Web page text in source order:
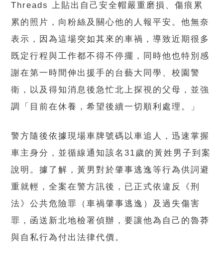
Threads 上貼出自己安全帽嚴重磨損、傷痕累
累的照片，向粉絲及關心他的人報平安。他無奈
表示，因為這場突如其來的車禍，導致近期很多
既定行程與工作都不得不停擺，同時他也特別感
謝在第一時間伸出援手的台藝大同學、校園警
衛，以及得知消息後急忙北上探視的父母，並強
調「目前在休養，希望後續一切順利處理。」
警方隨後依據現場車牌號碼以車追人，迅速掌握
車主身分，並循線通知該名31歲的黃姓男子到案
說明。據了解，黃男對於肇事逃逸等行為供詞避
重就輕，全案在警方訊後，已正式依違反《刑
法》公共危險罪（車禍肇事逃逸）及過失傷害
罪，函送新北地檢署偵辦，要讓他為自己的魯莽
與自私行為付出法律代價。